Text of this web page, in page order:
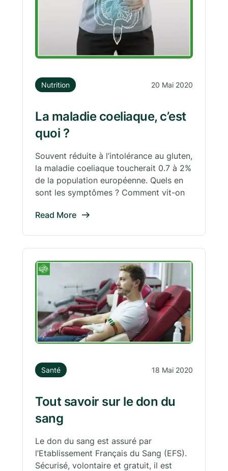
Nutrition 20 Mai 2020
La maladie coeliaque, c’est
quoi ?
Souvent réduite à l’intolérance au gluten,
la maladie coeliaque toucherait 0.7 à 2%
de la population européenne. Quels en
sont les symptômes ? Comment vit-on
Read More
Santé 18 Mai 2020
Tout savoir sur le don du
sang
Le don du sang est assuré par
l’Etablissement Français du Sang (EFS).
Sécurisé, volontaire et gratuit, il est